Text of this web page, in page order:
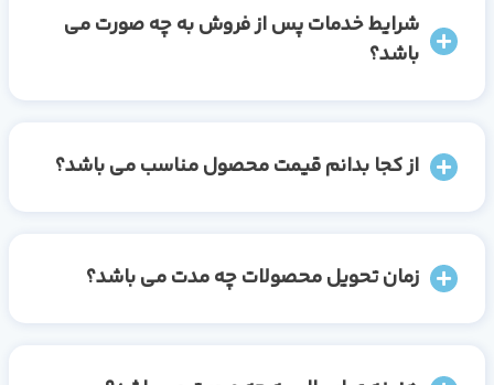
شرایط خدمات پس از فروش به چه صورت می
باشد؟
از کجا بدانم قیمت محصول مناسب می باشد؟
زمان تحویل محصولات چه مدت می باشد؟